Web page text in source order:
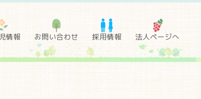
情報 お問い合わせ 採用情報 法人ページへ